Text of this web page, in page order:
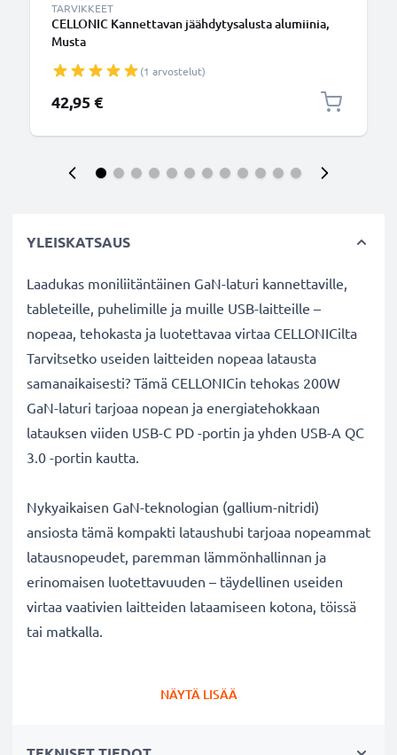
TARVIKKEET
CELLONIC Kannettavan jäähdytysalusta alumiinia,
Musta
(1 arvostelut)
42,95 €
YLEISKATSAUS
Laadukas moniliitäntäinen GaN-laturi kannettaville,
tableteille, puhelimille ja muille USB-laitteille –
nopeaa, tehokasta ja luotettavaa virtaa CELLONICilta
Tarvitsetko useiden laitteiden nopeaa latausta
samanaikaisesti? Tämä CELLONICin tehokas 200W
GaN-laturi tarjoaa nopean ja energiatehokkaan
latauksen viiden USB-C PD -portin ja yhden USB-A QC
3.0 -portin kautta.
Nykyaikaisen GaN-teknologian (gallium-nitridi)
ansiosta tämä kompakti lataushubi tarjoaa nopeammat
latausnopeudet, paremman lämmönhallinnan ja
erinomaisen luotettavuuden – täydellinen useiden
virtaa vaativien laitteiden lataamiseen kotona, töissä
tai matkalla.
NÄYTÄ LISÄÄ